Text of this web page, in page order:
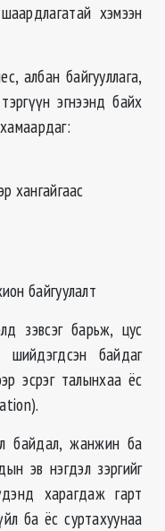
хэмээн
албан байгууллага,
эгнээнд байх
хангайгаас
байгуулалт
зэвсэг барьж, цус
байдаг
эсрэг талынхаа ёс
байдал, жанжин ба
эв нэгдэл зэргийг
харагдаж гарт
ба ёс суртахуунаа